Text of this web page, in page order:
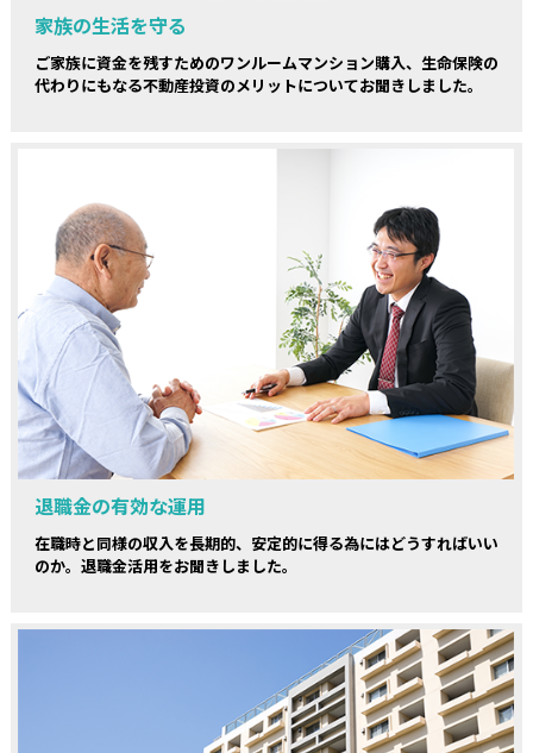
家族の生活を守る
ご家族に資金を残すためのワンルームマンション購入、生命保険の
代わりにもなる不動産投資のメリットについてお聞きしました。
退職金の有効な運用
在職時と同様の収入を長期的、安定的に得る為にはどうすればいい
のか。退職金活用をお聞きしました。